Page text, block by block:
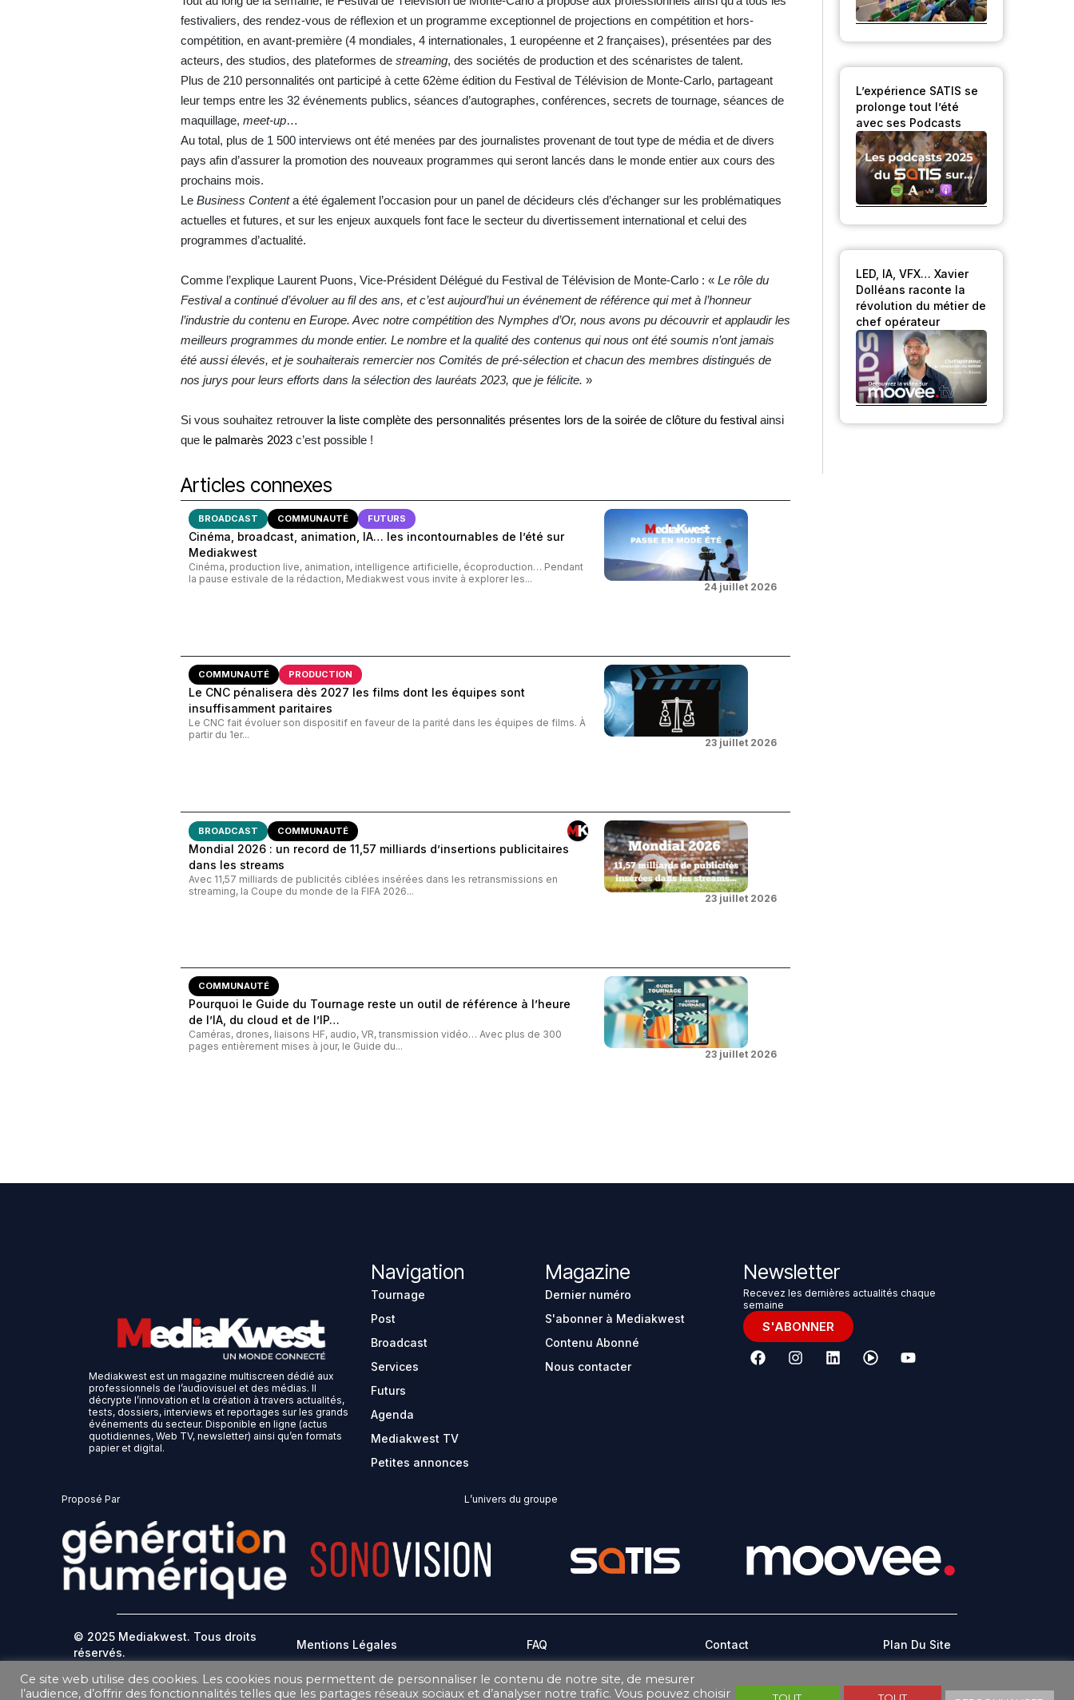
festivaliers, des rendez-vous de réflexion et un programme exceptionnel de projections en compétition et hors-
compétition, en avant-première (4 mondiales, 4 internationales, 1 européenne et 2 françaises), présentées par des
acteurs, des studios, des plateformes destreaming, des sociétés de production et des scénaristes de talent.
Plus de 210 personnalités ont participé à cette 62ème édition du Festival de Télévision de Monte-Carlo, partageant
leur temps entre les 32 événements publics, séances d’autographes, conférences, secrets de tournage, séances de
maquillage,meet-up…
Au total, plus de 1 500 interviews ont été menées par des journalistes provenant de tout type de média et de divers
pays afin d’assurer la promotion des nouveaux programmes qui seront lancés dans le monde entier aux cours des
prochains mois.
LeBusiness Contenta été également l’occasion pour un panel de décideurs clés d’échanger sur les problématiques
actuelles et futures, et sur les enjeux auxquels font face le secteur du divertissement international et celui des
programmes d’actualité.
Comme l’explique Laurent Puons, Vice-Président Délégué du Festival de Télévision de Monte-Carlo : «Le rôle du
Festival a continué d’évoluer au fil des ans, et c’est aujourd’hui un événement de référence qui met à l’honneur
l’industrie du contenu en Europe. Avec notre compétition des Nymphes d’Or, nous avons pu découvrir et applaudir les
meilleurs programmes du monde entier. Le nombre et la qualité des contenus qui nous ont été soumis n’ont jamais
été aussi élevés, et je souhaiterais remercier nos Comités de pré-sélection et chacun des membres distingués de
nos jurys pour leurs efforts dans la sélection des lauréats 2023, que je félicite. »
Si vous souhaitez retrouver la liste complète des personnalités présentes lors de la soirée de clôture du festival ainsi
que le palmarès 2023 c’est possible !
Articles connexes
BROADCAST COMMUNAUTÉ FUTURS
Cinéma, broadcast, animation, IA… les incontournables de l’été sur
Mediakwest
Cinéma, production live, animation, intelligence artificielle, écoproduction… Pendant
la pause estivale de la rédaction, Mediakwest vous invite à explorer les...
24 juillet 2026
COMMUNAUTÉ PRODUCTION
Le CNC pénalisera dès 2027 les films dont les équipes sont
insuffisamment paritaires
Le CNC fait évoluer son dispositif en faveur de la parité dans les équipes de films. À
partir du 1er...
23 juillet 2026
BROADCAST COMMUNAUTÉ
Mondial 2026 : un record de 11,57 milliards d’insertions publicitaires
dans les streams
Avec 11,57 milliards de publicités ciblées insérées dans les retransmissions en
streaming, la Coupe du monde de la FIFA 2026...
23 juillet 2026
COMMUNAUTÉ
Pourquoi le Guide du Tournage reste un outil de référence à l’heure
de l’IA, du cloud et de l’IP…
Caméras, drones, liaisons HF, audio, VR, transmission vidéo… Avec plus de 300
pages entièrement mises à jour, le Guide du...
23 juillet 2026
L’expérience SATIS se
prolonge tout l’été
avec ses Podcasts
LED, IA, VFX… Xavier
Dolléans raconte la
révolution du métier de
chef opérateur
Mediakwest est un magazine multiscreen dédié aux
professionnels de l’audiovisuel et des médias. Il
décrypte l’innovation et la création à travers actualités,
tests, dossiers, interviews et reportages sur les grands
événements du secteur. Disponible en ligne (actus
quotidiennes, Web TV, newsletter) ainsi qu’en formats
papier et digital.
Navigation
Tournage
Post
Broadcast
Services
Futurs
Agenda
Mediakwest TV
Petites annonces
Magazine
Dernier numéro
S'abonner à Mediakwest
Contenu Abonné
Nous contacter
Newsletter
Recevez les dernières actualités chaque
semaine
S'ABONNER
Proposé Par L’univers du groupe
© 2025 Mediakwest. Tous droits
réservés.
Mentions Légales FAQ Contact Plan Du Site
DONNEES PERSONNELLES CONDITIONS GÉNÉRALES DE VENTE ABONNEMENT CONDITIONS GÉNÉRALES D’UTILISATION
Ce site web utilise des cookies. Les cookies nous permettent de personnaliser le contenu de notre site, de mesurer
l’audience, d’offrir des fonctionnalités telles que les partages réseaux sociaux et d’analyser notre trafic. Vous pouvez choisir
TOUT TOUT